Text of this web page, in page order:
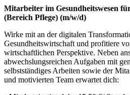
Mitarbeiter im Gesundheitswesen
(Bereich Pflege) (m/w/d)
Wirke mit an der digitalen
Gesundheitswirtschaft und profitiere
wirtschaftlichen Perspektive. Neben
abwechslungsreichen Aufgaben mit
selbstständiges Arbeiten sowie der
und motivierten Team erwartet dich: